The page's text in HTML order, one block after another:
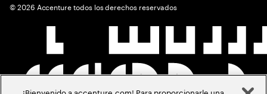
©2026 Accenture todos los derechos reservados
¡Bienvenido a accenture.com! Para proporcionarle una